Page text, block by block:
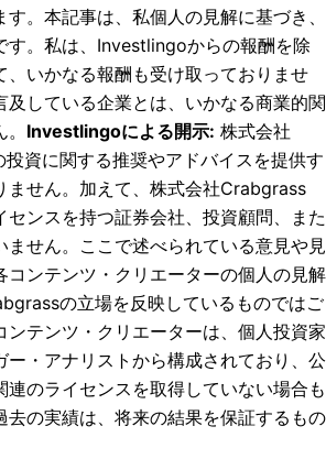
。 本記事は、私個人の見解に基づき、
す。私は、Investlingoからの報酬を除
、いかなる報酬も受け取っておりませ
及している企業とは、いかなる商業的関
Investlingoによる開示: 株式会社
資に関する推奨やアドバイスを提供す
ません。加えて、株式会社Crabgrass
センスを持つ証券会社、投資顧問、また
ません。ここで述べられている意見や見
コンテンツ・クリエーターの個人の見解
の立場を反映しているものではご
ンテンツ・クリエーターは、個人投資家
ー・アナリストから構成されており、公
連のライセンスを取得していない場合も
去の実績は、将来の結果を保証するもの